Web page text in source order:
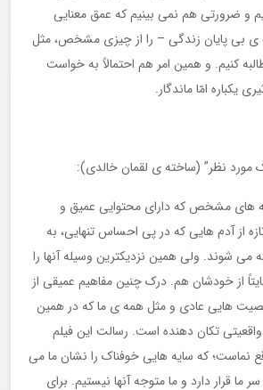
و ضرورتی هم نمی بینیم که عمق معنایی
ی بی پایان زندگی – را از چیزی مشخص، مثل
کنیم. و همین امر هم احتمالاً به خواست
یکباره امّا ماندگار.
های مشخص که دارای محتوایی عمیق و
از آدم هایی که در پی احساس تنهایی، به
می شوند. ولی همین نزدیکترین وسیله آنها را
از خودشان هم. درک چنین مفاهیم عمیقی از
هایی عادی و مثل همه ی ما که در همین
تکان دهنده است. رسالت این فیلم
نماست؛ که سایه هایی خوفناک را نشان ما می
ما قرار دارد و ما متوجه آنها نیستیم. برای